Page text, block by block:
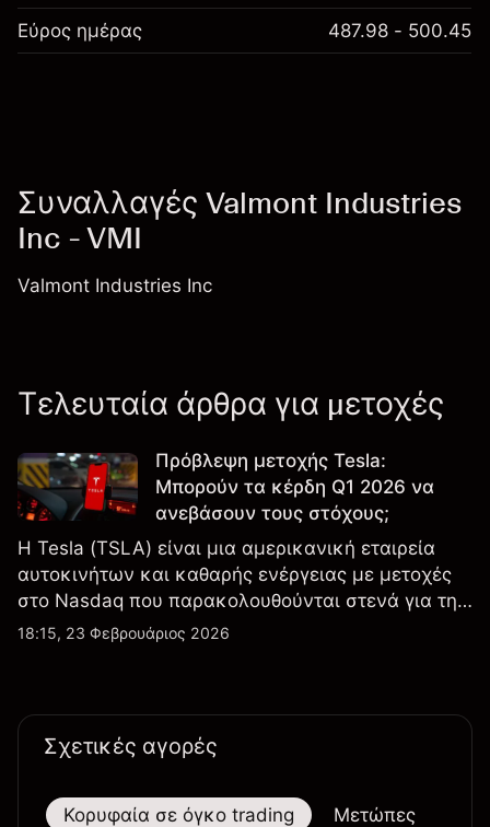
Εύρος ημέρας 487.98 - 500.45
Συναλλαγές Valmont Industries
Inc - VMI
Valmont Industries Inc
Τελευταία άρθρα για μετοχές
Πρόβλεψη μετοχής Tesla:
Μπορούν τα κέρδη Q1 2026 να
ανεβάσουν τους στόχους;
Η Tesla (TSLA) είναι μια αμερικανική εταιρεία
αυτοκινήτων και καθαρής ενέργειας με μετοχές
στο Nasdaq που παρακολουθούνται στενά για την
απόδοση κερδών, τα δεδομένα παραδόσεων και
18:15, 23 Φεβρουάριος 2026
Σχετικές αγορές
Κορυφαία σε όγκο trading Μετώπες